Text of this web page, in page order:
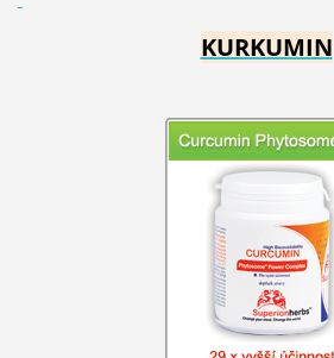
KURKUMIN